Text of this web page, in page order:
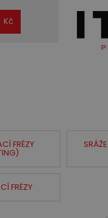
Kč
FRÉZY
FRÉZY